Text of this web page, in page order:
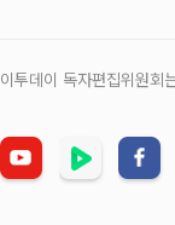
이투데이 독자편집위원회